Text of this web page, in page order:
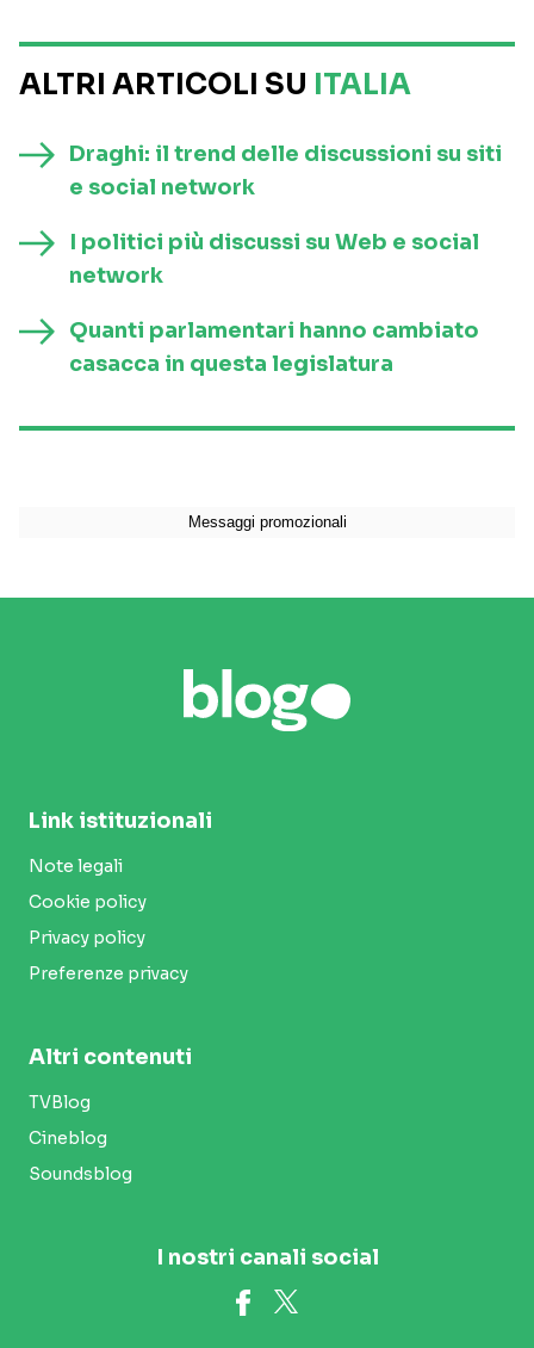
ALTRI ARTICOLI SU ITALIA
Draghi: il trend delle discussioni su siti
e social network
I politici più discussi su Web e social
network
Quanti parlamentari hanno cambiato
casacca in questa legislatura
Link istituzionali
Note legali
Cookie policy
Privacy policy
Preferenze privacy
Altri contenuti
TVBlog
Cineblog
Soundsblog
I nostri canali social